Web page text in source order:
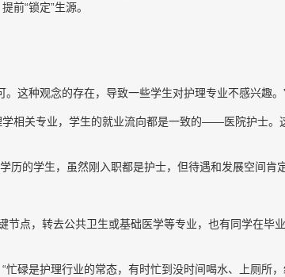
前“锁定”生源。
这种观念的存在，导致一些学生对护理专业不感兴趣。”
相关专业，学生的就业流向都是一致的——医院护士。
历的学生，虽然刚入职都是护士，但待遇和发展空间肯
点，转去公共卫生或基础医学等专业，也有同学在毕
碌是护理行业的常态，有时忙到没时间喝水、上厕所